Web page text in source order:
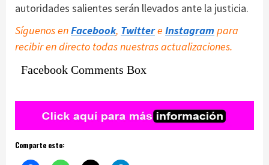
autoridades salientes serán llevados ante la justicia.
Síguenos enFacebook, Twittere Instagram para
recibir en directo todas nuestras actualizaciones.
Facebook Comments Box
Comparte esto: